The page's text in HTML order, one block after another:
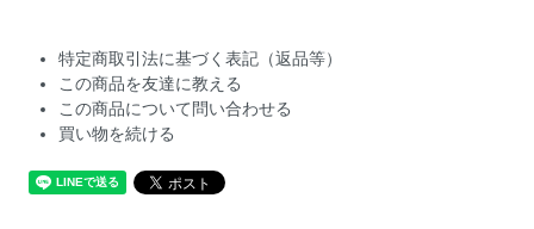
特定商取引法に基づく表記（返品等）
この商品を友達に教える
この商品について問い合わせる
買い物を続ける